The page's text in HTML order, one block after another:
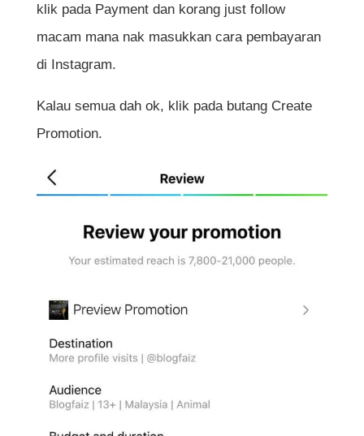
klik pada Payment dan korang just follow
macam mana nak masukkan cara pembayaran
di Instagram.
Kalau semua dah ok, klik pada butang Create
Promotion.